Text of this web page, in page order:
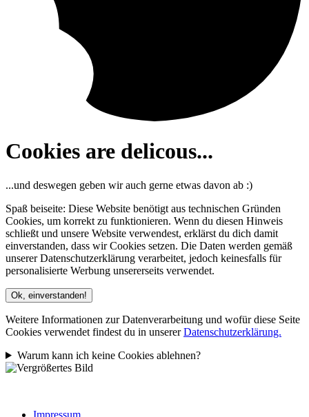
Cookies are delicous...
...und deswegen geben wir auch gerne etwas davon ab :)
Spaß beiseite: Diese Website benötigt aus technischen Gründen
Cookies, um korrekt zu funktionieren. Wenn du diesen Hinweis
schließt und unsere Website verwendest, erklärst du dich damit
einverstanden, dass wir Cookies setzen. Die Daten werden gemäß
unserer Datenschutzerklärung verarbeitet, jedoch keinesfalls für
personalisierte Werbung unsererseits verwendet.
Ok, einverstanden!
Weitere Informationen zur Datenverarbeitung und wofür diese Seite
Cookies verwendet findest du in unsererDatenschutzerklärung.
Warum kann ich keine Cookies ablehnen?
Impressum